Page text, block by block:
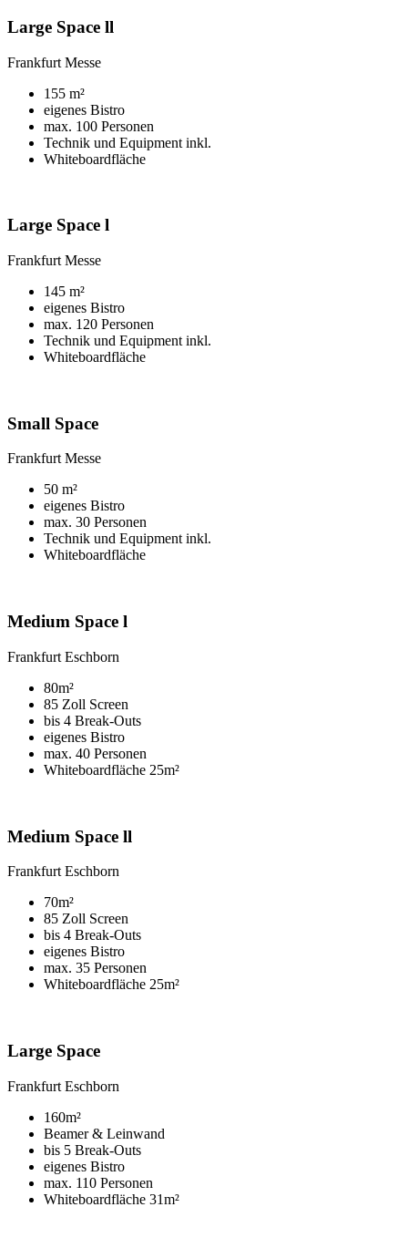
Large Space ll
Frankfurt Messe
155 m²
eigenes Bistro
max. 100 Personen
Technik und Equipment inkl.
Whiteboardfläche
Large Space l
Frankfurt Messe
145 m²
eigenes Bistro
max. 120 Personen
Technik und Equipment inkl.
Whiteboardfläche
Small Space
Frankfurt Messe
50 m²
eigenes Bistro
max. 30 Personen
Technik und Equipment inkl.
Whiteboardfläche
Medium Space l
Frankfurt Eschborn
80m²
85 Zoll Screen
bis 4 Break-Outs
eigenes Bistro
max. 40 Personen
Whiteboardfläche 25m²
Medium Space ll
Frankfurt Eschborn
70m²
85 Zoll Screen
bis 4 Break-Outs
eigenes Bistro
max. 35 Personen
Whiteboardfläche 25m²
Large Space
Frankfurt Eschborn
160m²
Beamer & Leinwand
bis 5 Break-Outs
eigenes Bistro
max. 110 Personen
Whiteboardfläche 31m²